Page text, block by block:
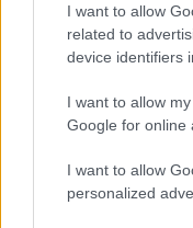
I want to allow
related to
device identifiers
I want to allow
Google for online
I want to allow
personalized
LEGOLVASOTTABB